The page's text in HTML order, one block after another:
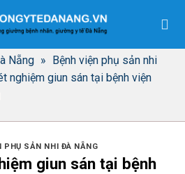
Nẵng » Bệnh viện phụ sản nhi
nghiệm giun sán tại bệnh viện
PHỤ SẢN NHI ĐÀ NẴNG
giun sán tại bệnh